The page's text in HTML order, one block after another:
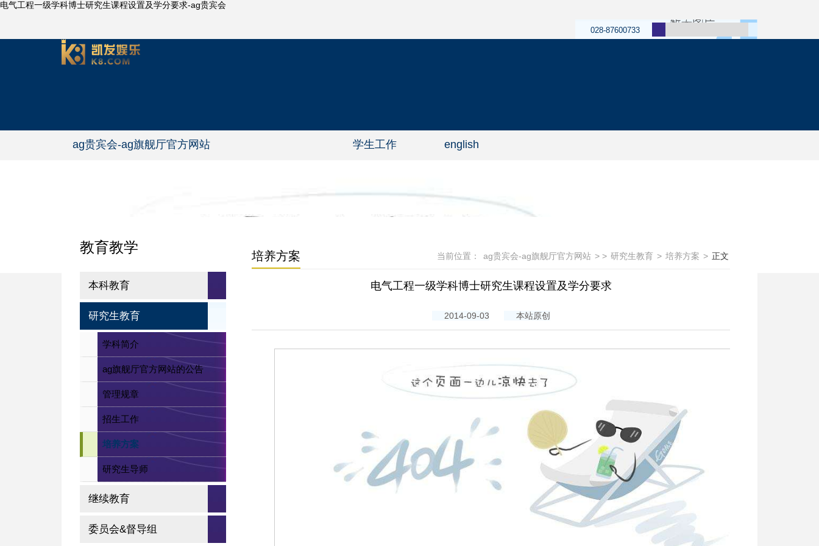
电气工程一级学科博士研究生课程设置及学分要求-ag贵宾会
028-87600733
ag贵宾会-ag旗舰厅官方网站 学生工作 english
教育教学
本科教育
研究生教育
学科简介
ag旗舰厅官方网站的公告
管理规章
招生工作
培养方案
研究生导师
继续教育
委员会&督导组
培养方案 当前位置： ag贵宾会-ag旗舰厅官方网站 > > 研究生教育 > 培养方案 > 正文
电气工程一级学科博士研究生课程设置及学分要求
2014-09-03 本站原创